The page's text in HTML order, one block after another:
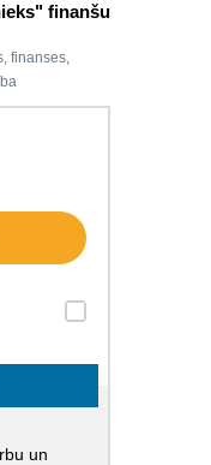
finanšu
finanses,
un